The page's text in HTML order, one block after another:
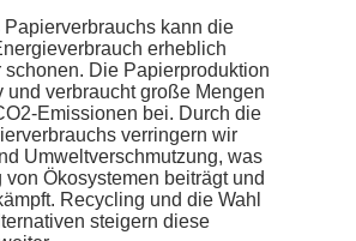
kann die
erheblich
Die Papierproduktion
und verbraucht große Mengen
Emissionen bei. Durch die
verringern wir
Umweltverschmutzung, was
von Ökosystemen beiträgt und
Recycling und die Wahl
steigern diese